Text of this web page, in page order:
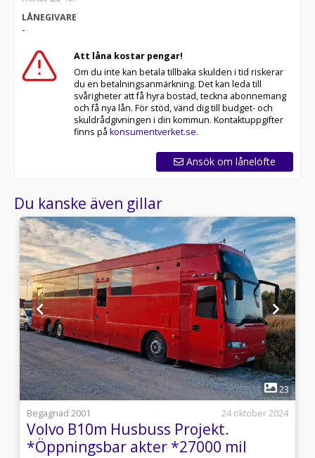
LÅNEGIVARE
-
Att låna kostar pengar!
Om du inte kan betala tillbaka skulden i tid riskerar
du en betalningsanmärkning. Det kan leda till
svårigheter att få hyra bostad, teckna abonnemang
och få nya lån. För stöd, vänd dig till budget- och
skuldrådgivningen i din kommun. Kontaktuppgifter
finns på konsumentverket.se.
Ansök om lånelöfte
Du kanske även gillar
1
23
Begagnad 2001
24 oktober 2024
Volvo B10m Husbuss Projekt.
*Öppningsbar akter *27000 mil